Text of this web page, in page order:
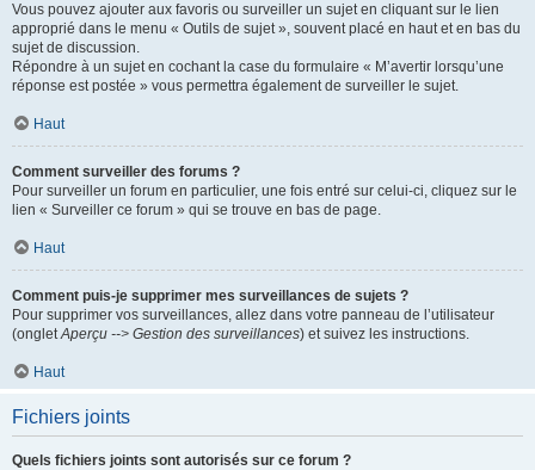
Vous pouvez ajouter aux favoris ou surveiller un sujet en cliquant sur le lien
approprié dans le menu « Outils de sujet », souvent placé en haut et en bas du
sujet de discussion.
Répondre à un sujet en cochant la case du formulaire « M’avertir lorsqu’une
réponse est postée » vous permettra également de surveiller le sujet.
Haut
Comment surveiller des forums ?
Pour surveiller un forum en particulier, une fois entré sur celui-ci, cliquez sur le
lien « Surveiller ce forum » qui se trouve en bas de page.
Haut
Comment puis-je supprimer mes surveillances de sujets ?
Pour supprimer vos surveillances, allez dans votre panneau de l’utilisateur
(ongletAperçu --> Gestion des surveillances) et suivez les instructions.
Haut
Fichiers joints
Quels fichiers joints sont autorisés sur ce forum ?